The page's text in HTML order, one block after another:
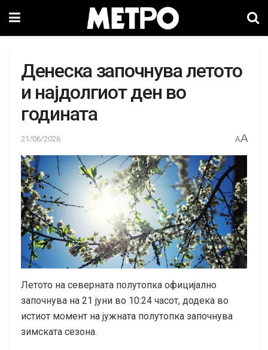
Денеска започнува летото
и најдолгиот ден во
годината
21/06/2026 AA
Летото на северната полутопка официјално
започнува на 21 јуни во 10:24 часот, додека во
истиот момент на јужната полутопка започнува
зимската сезона.